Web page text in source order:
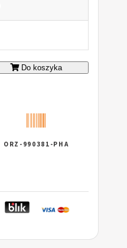
Do koszyka
ORZ-990381-PHA